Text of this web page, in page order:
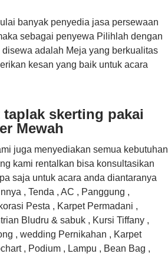
banyak penyedia jasa persewaan
sebagai penyewa Pilihlah dengan
adalah Meja yang berkualitas
kesan yang baik untuk acara
skerting pakai
Mewah
juga menyediakan semua kebutuhan
kami rentalkan bisa konsultasikan
saja untuk acara anda diantaranya
, Tenda , AC , Panggung ,
Pesta , Karpet Permadani ,
Bludru & sabuk , Kursi Tiffany ,
, wedding Pernikahan , Karpet
, Podium , Lampu , Bean Bag ,